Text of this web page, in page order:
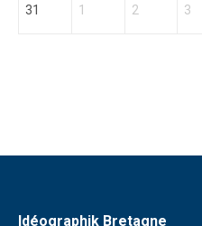
31 1 2 3
Idéographik Bretagne